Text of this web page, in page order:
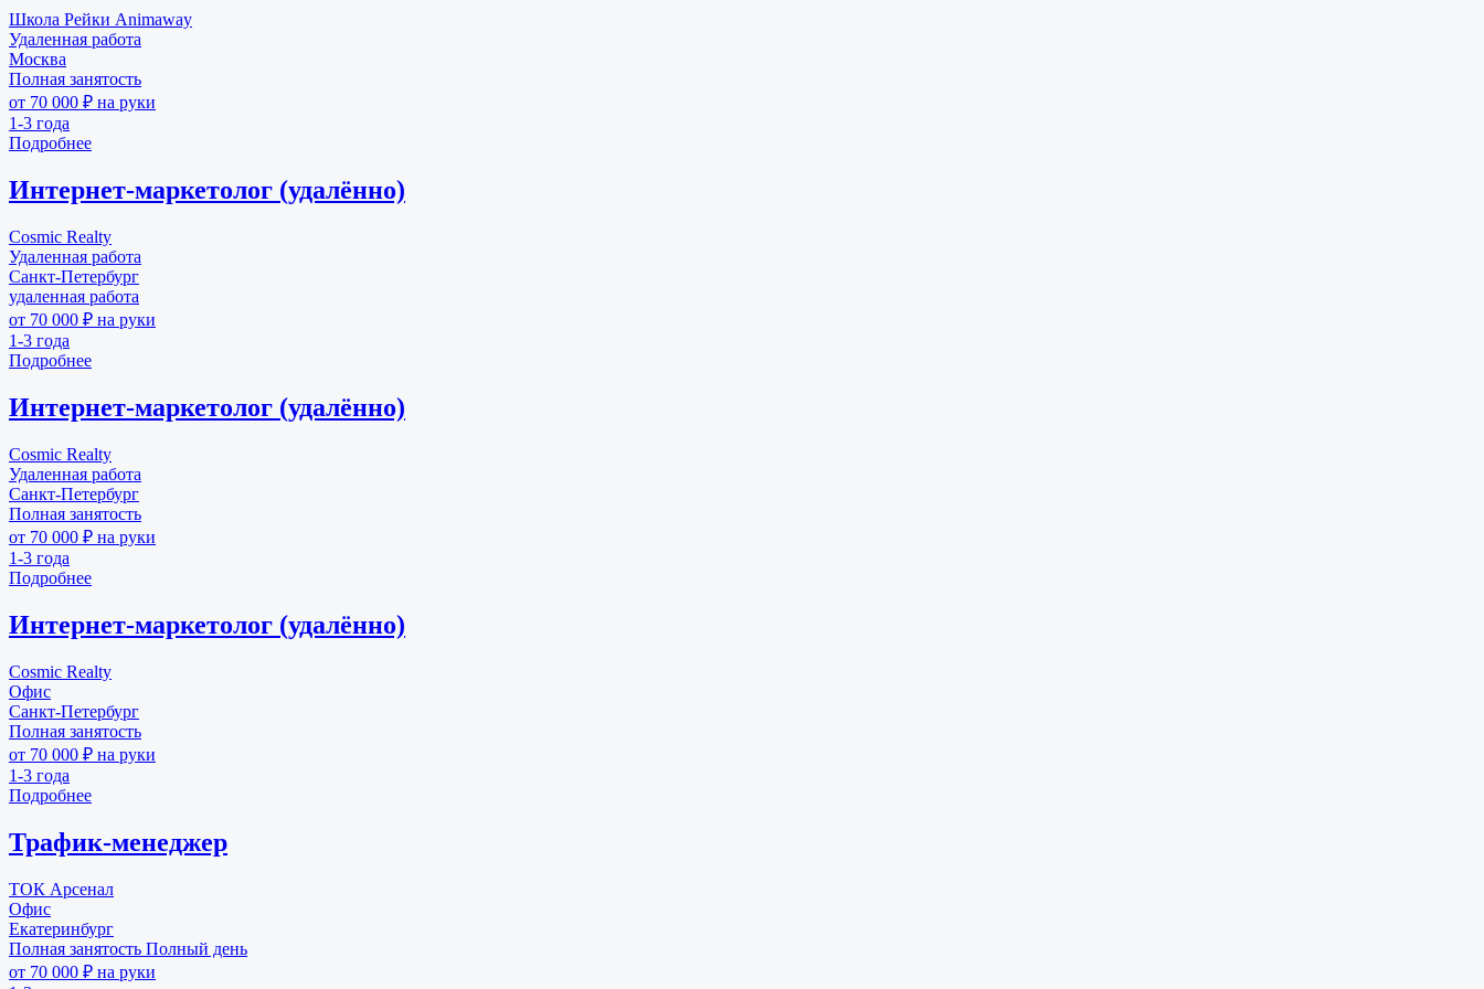
Школа Рейки Animaway
Удаленная работа
Москва
Полная занятость
от 70 000 ₽ на руки
1-3 года
Подробнее
Интернет-маркетолог (удалённо)
Cosmic Realty
Удаленная работа
Санкт-Петербург
удаленная работа
от 70 000 ₽ на руки
1-3 года
Подробнее
Интернет-маркетолог (удалённо)
Cosmic Realty
Удаленная работа
Санкт-Петербург
Полная занятость
от 70 000 ₽ на руки
1-3 года
Подробнее
Интернет-маркетолог (удалённо)
Cosmic Realty
Офис
Санкт-Петербург
Полная занятость
от 70 000 ₽ на руки
1-3 года
Подробнее
Трафик-менеджер
ТОК Арсенал
Офис
Екатеринбург
Полная занятость Полный день
от 70 000 ₽ на руки